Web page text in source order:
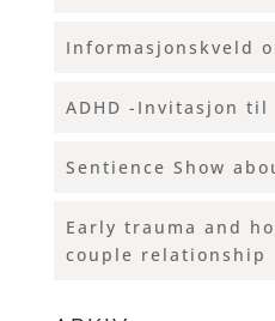
Informasjonskveld
ADHD -Invitasjon
Sentience Show
Early trauma and
couple relationship